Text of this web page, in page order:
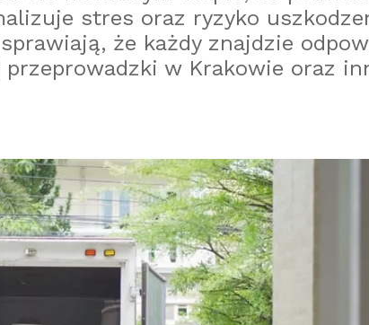
stres oraz ryzyko
że każdy znajdzie
w Krakowie oraz